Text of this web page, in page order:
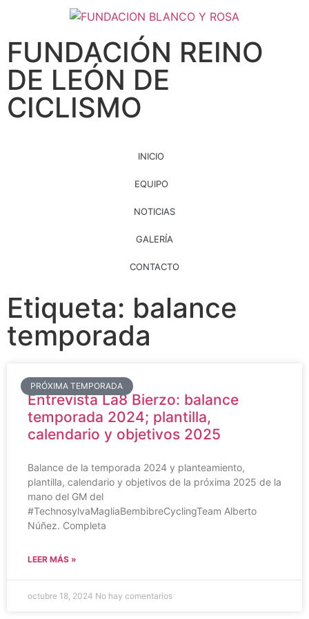
FUNDACIÓN REINO
DE LEÓN DE
CICLISMO
INICIO
EQUIPO
NOTICIAS
GALERÍA
CONTACTO
Etiqueta: balance
temporada
PRÓXIMA TEMPORADA
Entrevista La8 Bierzo: balance
temporada 2024; plantilla,
calendario y objetivos 2025
Balance de la temporada 2024 y planteamiento,
plantilla, calendario y objetivos de la próxima 2025 de la
mano del GM del
#TechnosylvaMagliaBembibreCyclingTeam Alberto
Núñez. Completa
LEER MÁS »
octubre 18, 2024 No hay comentarios